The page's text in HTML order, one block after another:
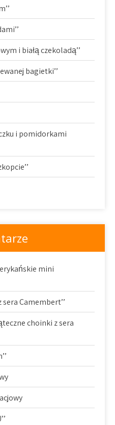
i białą czekoladą’’
bagietki’’
i pomidorkami
mini
Camembert’’
choinki z sera